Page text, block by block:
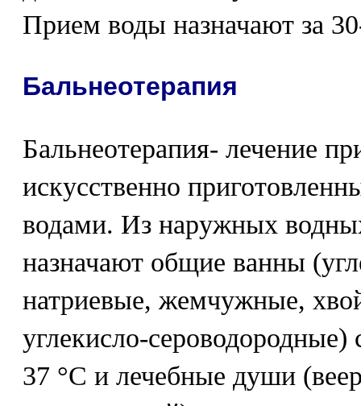
Прием воды назначают за
Бальнеотерапия
Бальнеотерапия- лечение
искусственно
водами. Из наружных
назначают общие ванны
натриевые, жемчужные,
углекисло-
37 °С и лечебные души